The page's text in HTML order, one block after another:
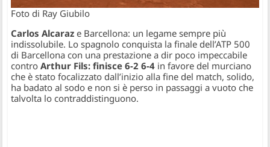
Foto di Ray Giubilo
Carlos Alcaraz e Barcellona: un legame sempre più
indissolubile. Lo spagnolo conquista la finale dell’ATP 500
di Barcellona con una prestazione a dir poco impeccabile
controArthur Fils: finisce 6-2 6-4 in favore del murciano
che è stato focalizzato dall’inizio alla fine del match, solido,
ha badato al sodo e non si è perso in passaggi a vuoto che
talvolta lo contraddistinguono.